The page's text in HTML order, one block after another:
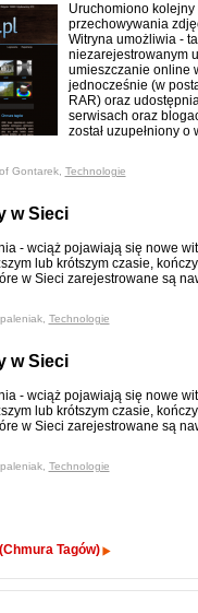
Uruchomiono
przechowywania
Witryna umożliwia -
niezarejestrowanym
umieszczanie online
jednocześnie (w
RAR) oraz
serwisach oraz
został uzupełniony o
Gontarek, Technologie
w Sieci
- wciąż pojawiają się nowe
lub krótszym czasie,
w Sieci zarejestrowane są
Technologie
w Sieci
- wciąż pojawiają się nowe
lub krótszym czasie,
w Sieci zarejestrowane są
Technologie
Tagów)